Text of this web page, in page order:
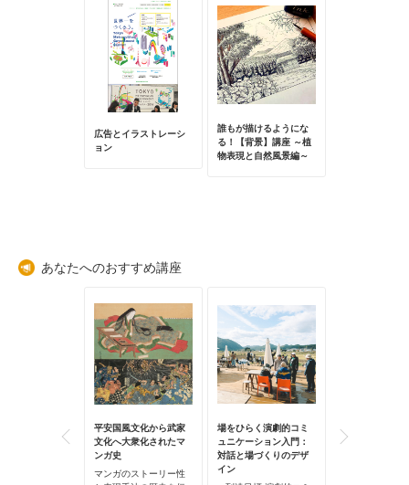
広告とイラストレーシ
ョン
誰もが描けるようにな
る！【背景】講座 ～植
物表現と自然風景編～
あなたへのおすすめ講座
平安国風文化から武家
文化へ大衆化されたマ
ンガ史
マンガのストーリー性
場をひらく演劇的コミ
ュニケーション入門：
対話と場づくりのデザ
イン
「くち」から読
ケアのデザイン